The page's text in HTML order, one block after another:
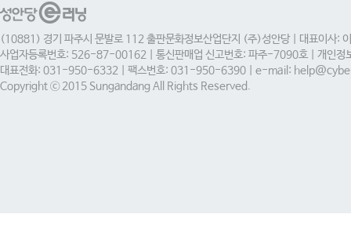
(10881) 경기 파주시 문발로 112 출판문화정보산업단지 (주)성안당 | 대표이사:
사업자등록번호: 526-87-00162 | 통신판매업 신고번호: 파주-7090호 | 개인정
대표전화: 031-950-6332 | 팩스번호: 031-950-6390 | e-mail:
Copyright ⓒ 2015 Sungandang All Rights Reserved.